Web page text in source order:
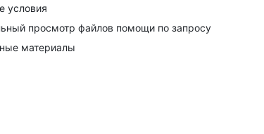
условия
просмотр файлов помощи по запросу
материалы